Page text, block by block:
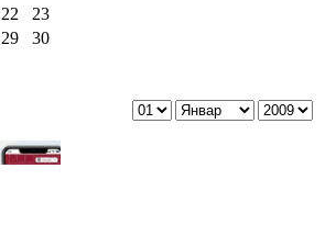
22
23
29
30